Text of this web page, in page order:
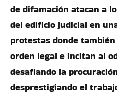
de difamación atacan a
del edificio judicial en
protestas donde
orden legal e incitan al
desafiando la
desprestigiando el